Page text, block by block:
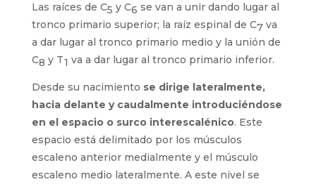
Las raíces de C5 y C6 se van a unir dando lugar al
tronco primario superior; la raíz espinal de C7va
a dar lugar al tronco primario medio y la unión de
C8 y T1 va a dar lugar al tronco primario inferior.
Desde su nacimiento se dirige lateralmente,
hacia delante y caudalmente introduciéndose
en el espacio o surco interescalénico. Este
espacio está delimitado por los músculos
escaleno anterior medialmente y el músculo
escaleno medio lateralmente. A este nivel se